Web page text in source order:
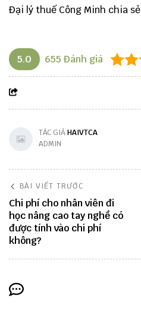
Đại lý thuế Công Minh chia sẻ
5.0 655 Đánh giá
TÁC GIẢHAIVTCA
ADMIN
BÀI VIẾT TRƯỚC
Chi phí cho nhân viên đi
học nâng cao tay nghề có
được tính vào chi phí
không?